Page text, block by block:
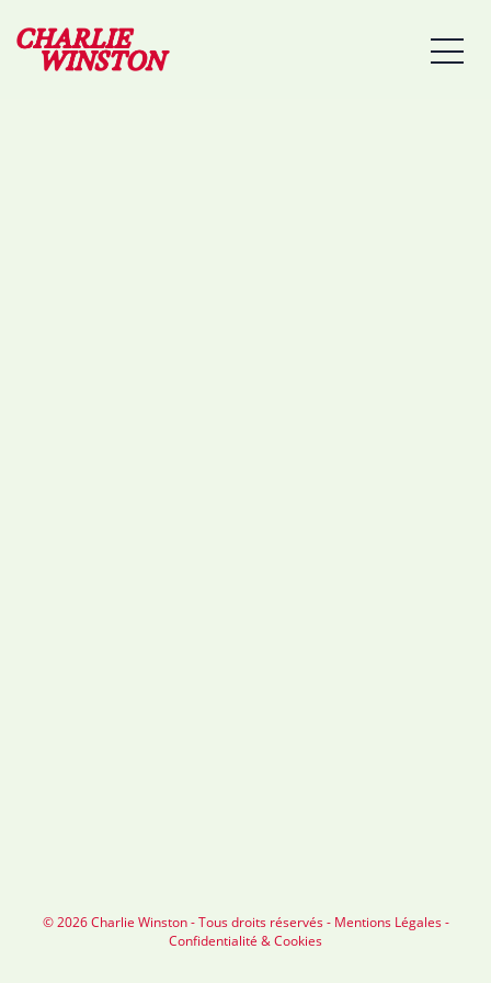
04/04/2026 – LES PIEUX
– LE PODIUM (PIMS)
© 2026 Charlie Winston - Tous droits réservés - Mentions Légales-
Confidentialité & Cookies